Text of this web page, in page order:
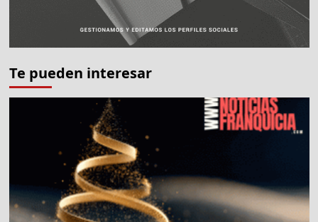
Te pueden interesar